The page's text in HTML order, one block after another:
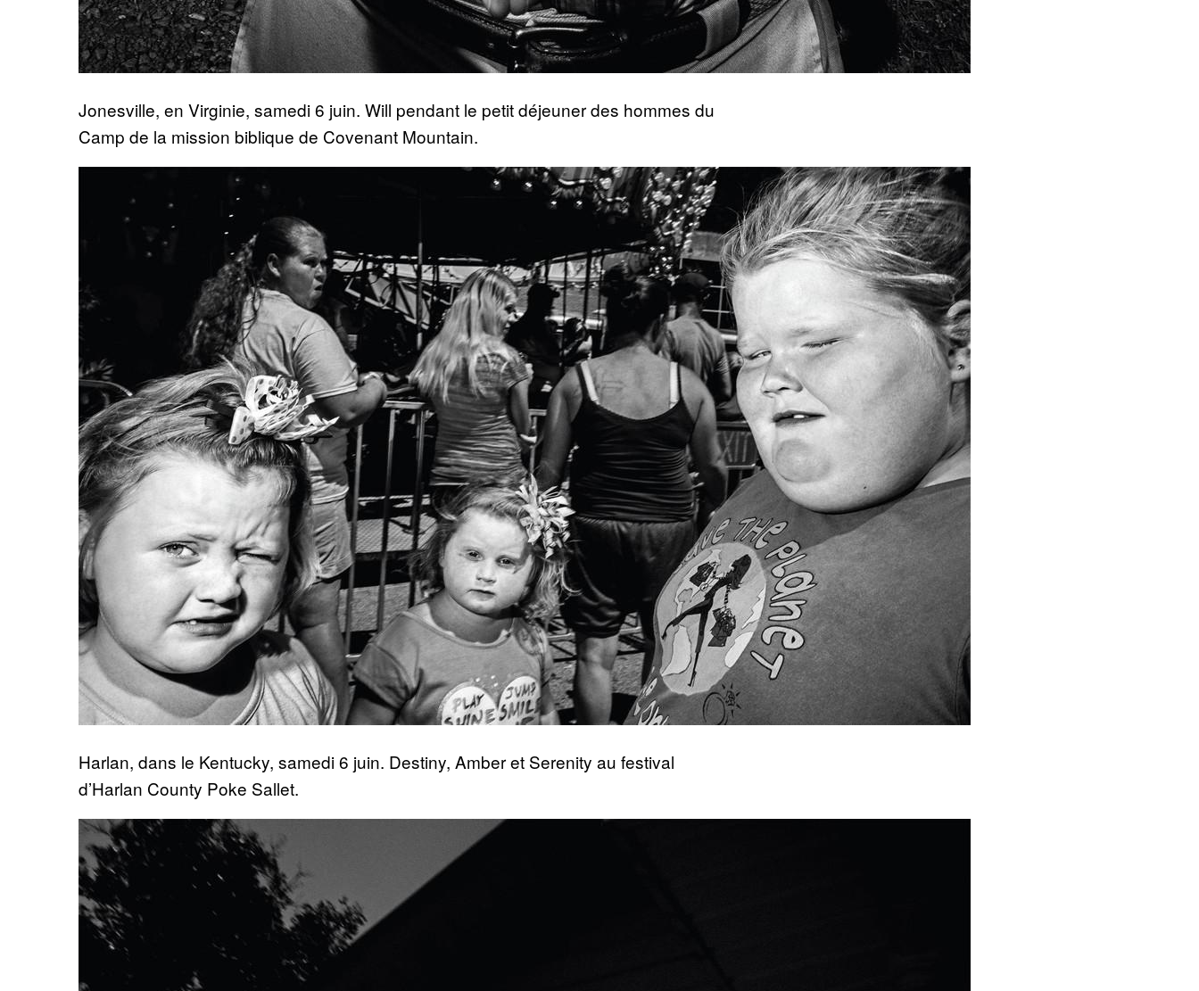
Jonesville, en Virginie, samedi 6 juin. Will pendant le petit déjeuner des hommes du
Camp de la mission biblique de Covenant Mountain.
Harlan, dans le Kentucky, samedi 6 juin. Destiny, Amber et Serenity au festival
d’Harlan County Poke Sallet.